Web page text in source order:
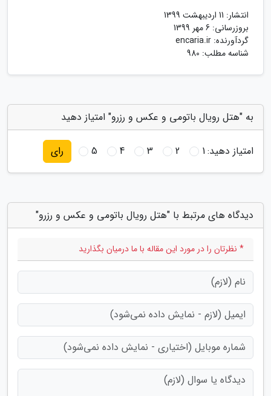
انتشار: 11 اردیبهشت 1399
بروزرسانی: 6 مهر 1399
گردآورنده: encaria.ir
شناسه مطلب: 980
به "هتل رویال باتومی و عکس و رزرو" امتیاز دهید
امتیاز دهید:1
2
3
4
5 رای
دیدگاه های مرتبط با "هتل رویال باتومی و عکس و رزرو"
* نظرتان را در مورد این مقاله با ما درمیان بگذارید